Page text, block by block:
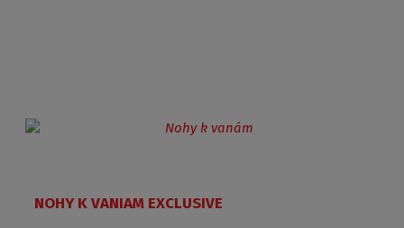
NOHY K VANIAM EXCLUSIVE